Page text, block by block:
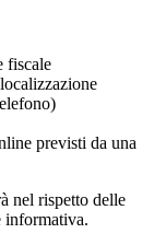
fiscale
previsti da una
nel rispetto delle
informativa.